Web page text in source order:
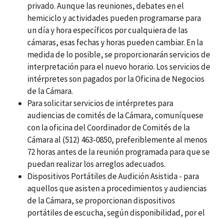
privado. Aunque las reuniones, debates en el
hemiciclo y actividades pueden programarse para
un día y hora específicos por cualquiera de las
cámaras, esas fechas y horas pueden cambiar. En la
medida de lo posible, se proporcionarán servicios de
interpretación para el nuevo horario. Los servicios de
intérpretes son pagados por la Oficina de Negocios
de la Cámara.
Para solicitar servicios de intérpretes para
audiencias de comités de la Cámara, comuníquese
con la oficina del Coordinador de Comités de la
Cámara al (512) 463-0850, preferiblemente al menos
72 horas antes de la reunión programada para que se
puedan realizar los arreglos adecuados.
Dispositivos Portátiles de Audición Asistida - para
aquellos que asisten a procedimientos y audiencias
de la Cámara, se proporcionan dispositivos
portátiles de escucha, según disponibilidad, por el